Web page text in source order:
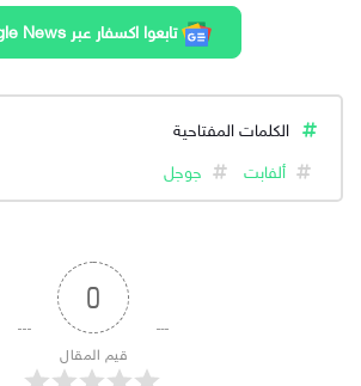
تابعوا اكسفار عبر google News
الكلمات المفتاحية
ألفابت
جوجل
0
قيم المقال